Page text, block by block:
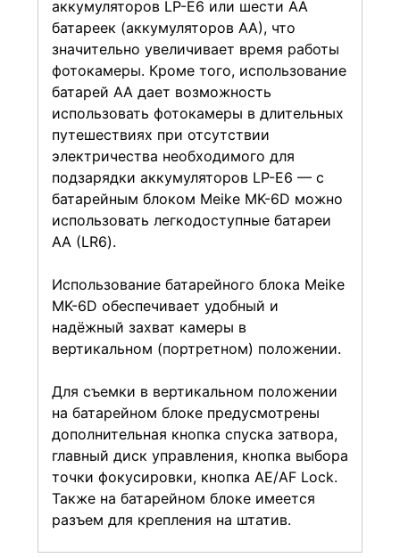
аккумуляторов LP-E6 или шести АА
батареек (аккумуляторов АА), что
значительно увеличивает время работы
фотокамеры. Кроме того, использование
батарей АА дает возможность
использовать фотокамеры в длительных
путешествиях при отсутствии
электричества необходимого для
подзарядки аккумуляторов LP-E6 — с
батарейным блоком Meike MK-6D можно
использовать легкодоступные батареи
АА (LR6).
Использование батарейного блока Meike
MK-6D обеспечивает удобный и
надёжный захват камеры в
вертикальном (портретном) положении.
Для съемки в вертикальном положении
на батарейном блоке предусмотрены
дополнительная кнопка спуска затвора,
главный диск управления, кнопка выбора
точки фокусировки, кнопка AE/AF Lock.
Также на батарейном блоке имеется
разъем для крепления на штатив.